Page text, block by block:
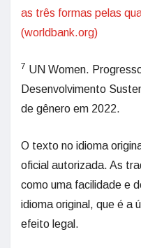
as três formas pelas
(worldbank.org)
7 UN Women.
Desenvolvimento
de gênero em 2022.
O texto no idioma
oficial autorizada. As
como uma facilidade e
idioma original, que é a
efeito legal.